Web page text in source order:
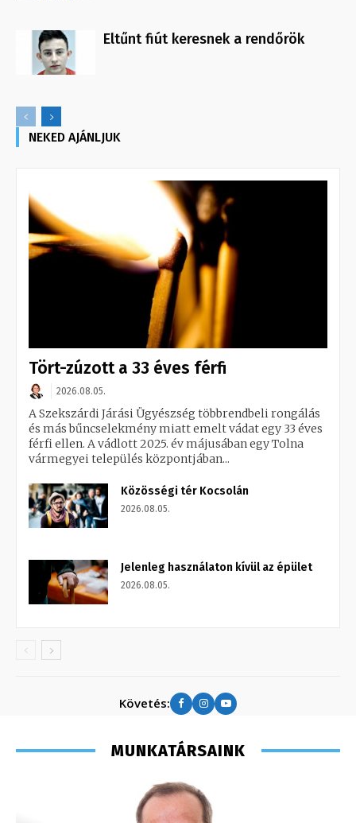
Eltűnt fiút keresnek a rendőrök
NEKED AJÁNLJUK
Tört-zúzott a 33 éves férfi
2026.08.05.
A Szekszárdi Járási Ügyészség többrendbeli rongálás
és más bűncselekmény miatt emelt vádat egy 33 éves
férfi ellen. A vádlott 2025. év májusában egy Tolna
vármegyei település központjában...
Közösségi tér Kocsolán
2026.08.05.
Jelenleg használaton kívül az épület
2026.08.05.
Követés:
MUNKATÁRSAINK